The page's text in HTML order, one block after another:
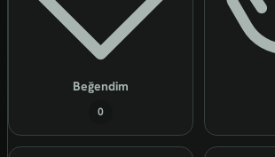
Beğendim
0